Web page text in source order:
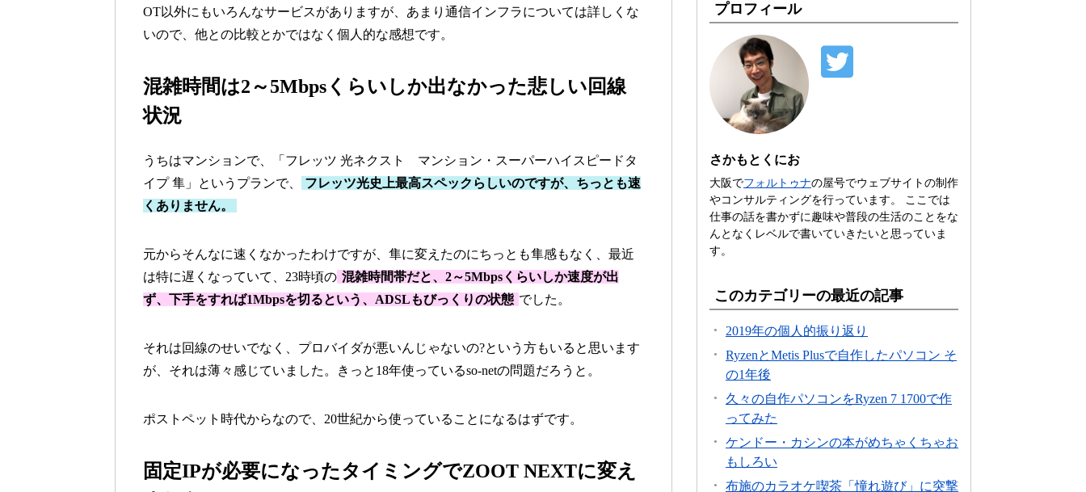
OT以外にもいろんなサービスがありますが、あまり通信インフラについては詳しくな
いので、他との比較とかではなく個人的な感想です。
混雑時間は2～5Mbpsくらいしか出なかった悲しい回線
状況
うちはマンションで、「フレッツ 光ネクスト マンション・スーパーハイスピードタ
イプ 隼」というプランで、
フレッツ光史上最高スペックらしいのですが、ちっとも速
くありません。
元からそんなに速くなかったわけですが、隼に変えたのにちっとも隼感もなく、最近
は特に遅くなっていて、23時頃の 混雑時間帯だと、2～5Mbpsくらいしか速度が出
ず、下手をすれば1Mbpsを切るという、ADSLもびっくりの状態 でした。
それは回線のせいでなく、プロバイダが悪いんじゃないの?という方もいると思います
が、それは薄々感じていました。きっと18年使っているso-netの問題だろうと。
ポストペット時代からなので、20世紀から使っていることになるはずです。
固定IPが必要になったタイミングでZOOT NEXTに変え
プロフィール
さかもとくにお
大阪でフォルトゥナの屋号でウェブサイトの制作
やコンサルティングを行っています。 ここでは
仕事の話を書かずに趣味や普段の生活のことをな
んとなくレベルで書いていきたいと思っていま
す。
このカテゴリーの最近の記事
2019年の個人的振り返り
RyzenとMetis Plusで自作したパソコン そ
の1年後
久々の自作パソコンをRyzen 7 1700で作
ってみた
ケンドー・カシンの本がめちゃくちゃお
もしろい
布施のカラオケ喫茶「憧れ遊び」に突撃